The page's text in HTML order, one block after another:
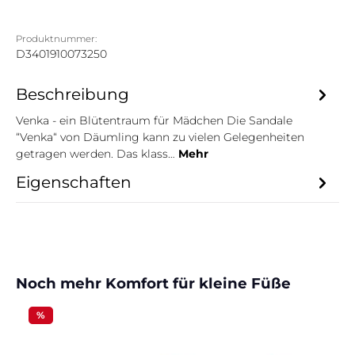
Produktnummer:
D3401910073250
Beschreibung
Venka - ein Blütentraum für Mädchen Die Sandale
“Venka“ von Däumling kann zu vielen Gelegenheiten
getragen werden. Das klass… Mehr
Eigenschaften
Produktgalerie überspringen
Noch mehr Komfort für kleine Füße
%